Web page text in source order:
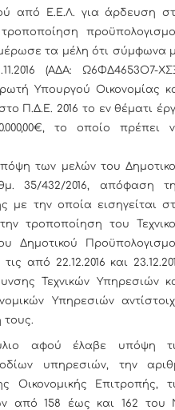
από Ε.Ε.Λ. για άρδευση
τα μέλη ότι σύμφωνα
(ΑΔΑ: Ω6ΦΔ4653Ο7-
Υπουργού Οικονομίας
Π.Δ.Ε. 2016 το εν θέματι
το οποίο πρέπει
των μελών του
35/432/2016, απόφαση
με την οποία εισηγείται
τροποποίηση του
Δημοτικού
από 22.12.2016 και
Τεχνικών Υπηρεσιών
Υπηρεσιών
τους.
αφού έλαβε υπόψη
υπηρεσιών, την
Οικονομικής Επιτροπής,
από 158 έως και 162 του